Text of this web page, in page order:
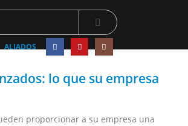
ALIADOS
lo que su empresa
proporcionar a su empresa una